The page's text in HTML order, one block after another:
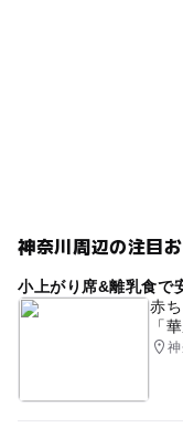
神奈川周辺の注目
小上がり席&離乳食で
赤
「